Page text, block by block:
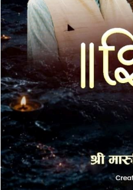
उनके हक का पैसा देने के लिए सीएम
भुगतान को लेकर शिकायत दर्ज की हैं,
डेंढ साल से ही लाडली बहना योजना के
के साथ उनकी सेवानिवृति के बाद
पड़ाव में हैं, जहां उन्है उनके सभी
Facebook Twitter